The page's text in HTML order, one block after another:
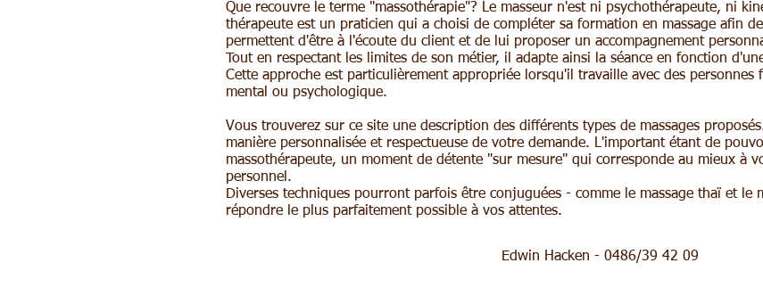
Que recouvre le terme "massothérapie"? Le masseur n'est ni psychothérapeute, ni
thérapeute est un praticien qui a choisi de compléter sa formation en massage afin
permettent d'être à l'écoute du client et de lui proposer un accompagnement
Tout en respectant les limites de son métier, il adapte ainsi la séance en fonction
Cette approche est particulièrement appropriée lorsqu'il travaille avec des personnes
mental ou psychologique.
Vous trouverez sur ce site une description des différents types de massages
manière personnalisée et respectueuse de votre demande. L'important étant de
massothérapeute, un moment de détente "sur mesure" qui corresponde au mieux à
personnel.
Diverses techniques pourront parfois être conjuguées - comme le massage thaï et le
répondre le plus parfaitement possible à vos attentes.
Edwin Hacken - 0486/39 42 09